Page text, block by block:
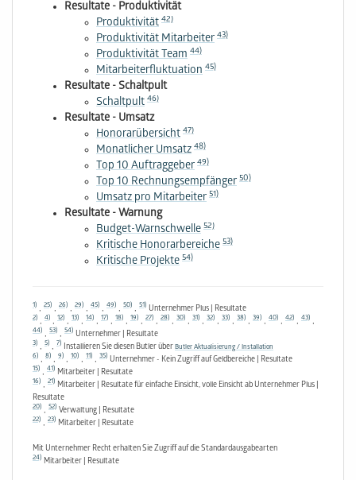
Resultate - Produktivität
Produktivität 42)
Produktivität Mitarbeiter 43)
Produktivität Team 44)
Mitarbeiterfluktuation 45)
Resultate - Schaltpult
Schaltpult 46)
Resultate - Umsatz
Honorarübersicht 47)
Monatlicher Umsatz 48)
Top 10 Auftraggeber 49)
Top 10 Rechnungsempfänger 50)
Umsatz pro Mitarbeiter 51)
Resultate - Warnung
Budget-Warnschwelle 52)
Kritische Honorarbereiche 53)
Kritische Projekte 54)
1) , 25) , 26) , 29) , 45) , 49) , 50) , 51) Unternehmer Plus | Resultate
2) , 4) , 12) , 13) , 14) , 17) , 18) , 19) , 27) , 28) , 30) , 31) , 32) , 33) , 38) , 39) , 40) , 42) , 43) ,
44) , 53) , 54) Unternehmer | Resultate
3) , 5) , 7) Installieren Sie diesen Butler über Butler Aktualisierung / Installation
6) , 8) , 9) , 10) , 11) , 35) Unternehmer - Kein Zugriff auf Geldbereiche | Resultate
15) , 41) Mitarbeiter | Resultate
16) , 21) Mitarbeiter | Resultate für einfache Einsicht, volle Einsicht ab Unternehmer Plus |
Resultate
20) , 52) Verwaltung | Resultate
22) , 23) Mitarbeiter | Resultate
Mit Unternehmer Recht erhalten Sie Zugriff auf die Standardausgabearten
24) Mitarbeiter | Resultate